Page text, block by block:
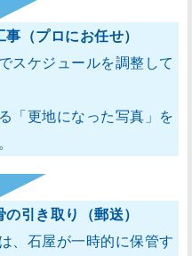
（プロにお任せ）
スケジュールを調整して
「更地になった写真」を
引き取り（郵送）
、石屋が一時的に保管す